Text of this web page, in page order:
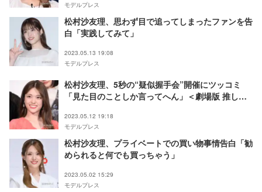
モデルプレス
松村沙友理、思わず目で追ってしまったファンを告
白「実践してみて」
2023.05.13 19:08
モデルプレス
松村沙友理、5秒の“疑似握手会”開催にツッコミ
「見た目のことしか言ってへん」＜劇場版 推しが
2023.05.12 19:18
モデルプレス
松村沙友理、プライベートでの買い物事情告白「勧
められると何でも買っちゃう」
2023.05.02 15:29
モデルプレス